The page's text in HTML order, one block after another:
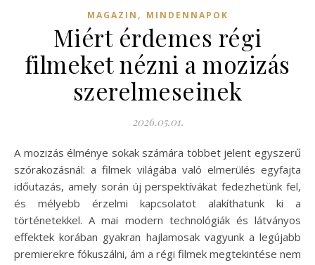
MAGAZIN , MINDENNAPOK
Miért érdemes régi
filmeket nézni a mozizás
szerelmeseinek
2026.05.01.
A mozizás élménye sokak számára többet jelent egyszerű
szórakozásnál: a filmek világába való elmerülés egyfajta
időutazás, amely során új perspektívákat fedezhetünk fel,
és mélyebb érzelmi kapcsolatot alakíthatunk ki a
történetekkel. A mai modern technológiák és látványos
effektek korában gyakran hajlamosak vagyunk a legújabb
premierekre fókuszálni, ám a régi filmek megtekintése nem